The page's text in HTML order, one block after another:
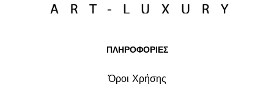
ΠΛΗΡΟΦΟΡΙΕΣ
Όροι Χρήσης